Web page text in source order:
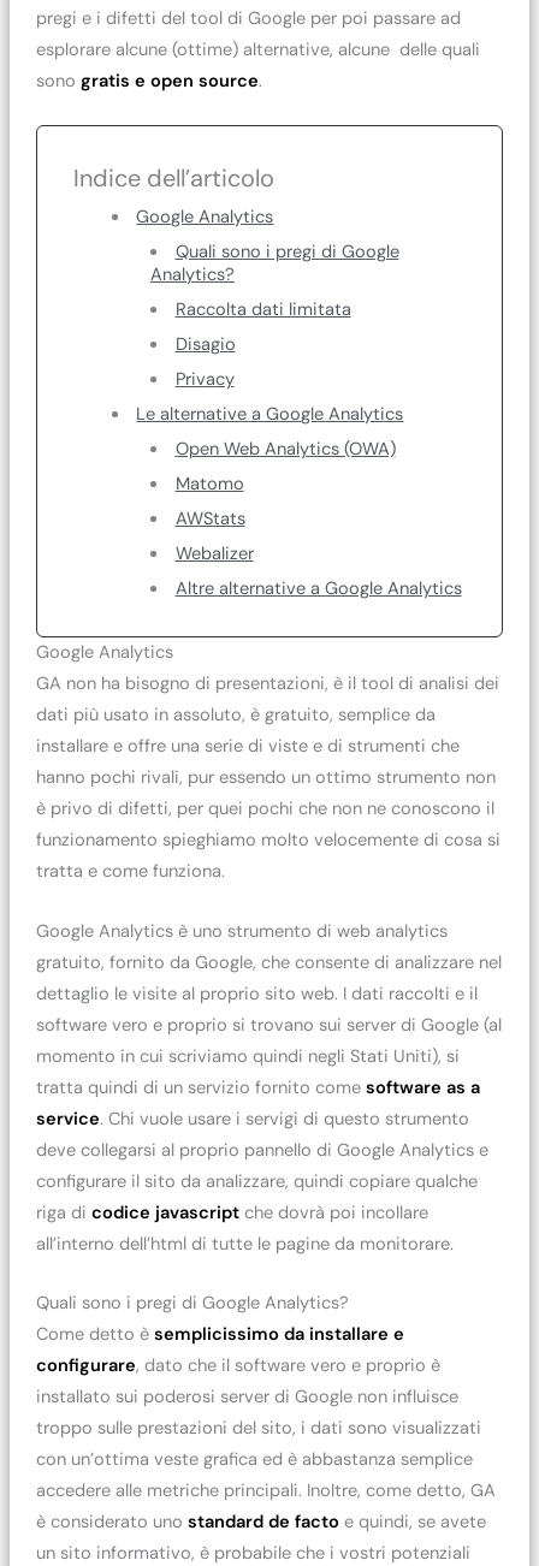
pregi e i difetti del tool di Google per poi passare ad
esplorare alcune (ottime) alternative, alcune delle quali
sono gratis e open source.
Indice dell’articolo
Google Analytics
Quali sono i pregi di Google
Analytics?
Raccolta dati limitata
Disagio
Privacy
Le alternative a Google Analytics
Open Web Analytics (OWA)
Matomo
AWStats
Webalizer
Altre alternative a Google Analytics
Google Analytics
GA non ha bisogno di presentazioni, è il tool di analisi dei
dati più usato in assoluto, è gratuito, semplice da
installare e offre una serie di viste e di strumenti che
hanno pochi rivali, pur essendo un ottimo strumento non
è privo di difetti, per quei pochi che non ne conoscono il
funzionamento spieghiamo molto velocemente di cosa si
tratta e come funziona.
Google Analytics è uno strumento di web analytics
gratuito, fornito da Google, che consente di analizzare nel
dettaglio le visite al proprio sito web. I dati raccolti e il
software vero e proprio si trovano sui server di Google (al
momento in cui scriviamo quindi negli Stati Uniti), si
tratta quindi di un servizio fornito come software as a
service. Chi vuole usare i servigi di questo strumento
deve collegarsi al proprio pannello di Google Analytics e
configurare il sito da analizzare, quindi copiare qualche
riga di codice javascriptche dovrà poi incollare
all’interno dell’html di tutte le pagine da monitorare.
Quali sono i pregi di Google Analytics?
Come detto è semplicissimo da installare e
configurare, dato che il software vero e proprio è
installato sui poderosi server di Google non influisce
troppo sulle prestazioni del sito, i dati sono visualizzati
con un’ottima veste grafica ed è abbastanza semplice
accedere alle metriche principali. Inoltre, come detto, GA
è considerato uno standard de facto e quindi, se avete
un sito informativo, è probabile che i vostri potenziali